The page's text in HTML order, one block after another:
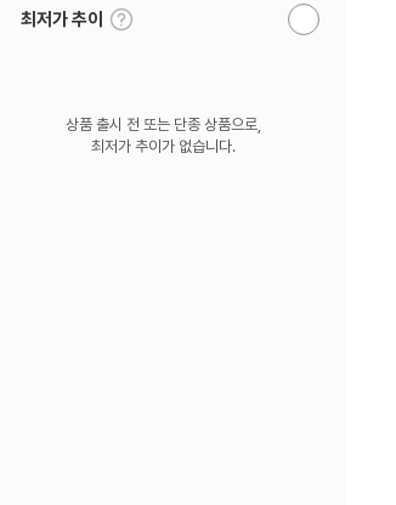
최저가 추이
툴
팁
알
상품 출시 전 또는 단종 상품으로,
최저가 추이가 없습니다.